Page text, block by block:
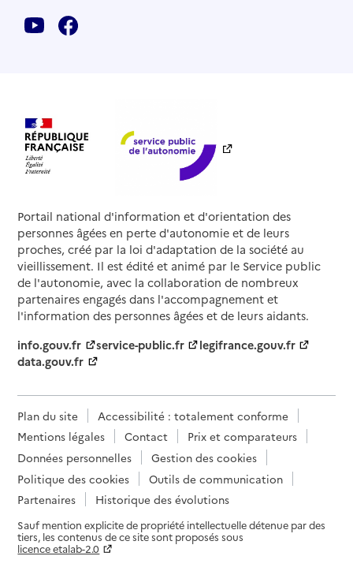
Portail national d'information et d'orientation des
personnes âgées en perte d'autonomie et de leurs
proches, créé par la loi d'adaptation de la société au
vieillissement. Il est édité et animé par le Service public
de l'autonomie, avec la collaboration de nombreux
partenaires engagés dans l'accompagnement et
l'information des personnes âgées et de leurs aidants.
info.gouv.fr
service-public.fr
legifrance.gouv.fr
data.gouv.fr
Plan du site
Accessibilité : totalement conforme
Mentions légales
Contact
Prix et comparateurs
Données personnelles
Gestion des cookies
Politique des cookies
Outils de communication
Partenaires
Historique des évolutions
Sauf mention explicite de propriété intellectuelle détenue par des
tiers, les contenus de ce site sont proposés sous
licence etalab-2.0